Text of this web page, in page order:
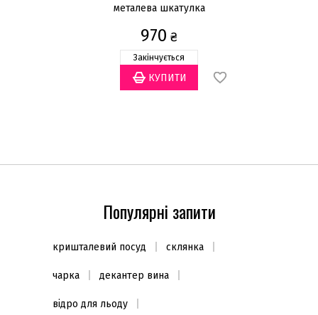
металева шкатулка
970 ₴
Закінчується
Популярні запити
кришталевий посуд склянка
чарка декантер вина
відро для льоду